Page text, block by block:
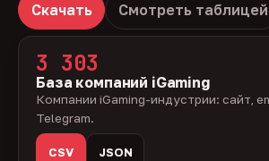
Скачать Смотреть таблицей
3 303
База компаний iGaming
Компании iGaming-индустрии: сайт,
Telegram.
CSV JSON